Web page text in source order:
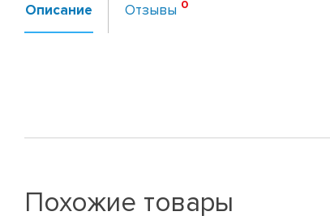
Описание Отзывы
Похожие товары